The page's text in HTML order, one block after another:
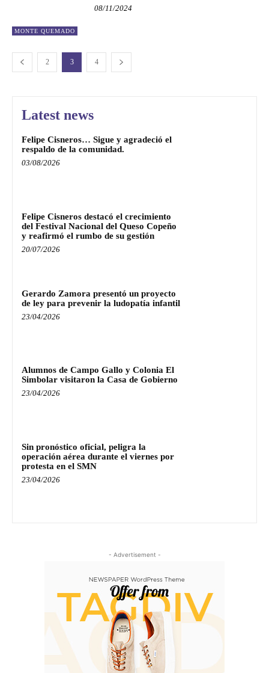
MONTE QUEMADO
08/11/2024
2 3 4
Latest news
Felipe Cisneros… Sigue y agradeció el
respaldo de la comunidad.
03/08/2026
Felipe Cisneros destacó el crecimiento
del Festival Nacional del Queso Copeño
y reafirmó el rumbo de su gestión
20/07/2026
Gerardo Zamora presentó un proyecto
de ley para prevenir la ludopatía infantil
23/04/2026
Alumnos de Campo Gallo y Colonia El
Simbolar visitaron la Casa de Gobierno
23/04/2026
Sin pronóstico oficial, peligra la
operación aérea durante el viernes por
protesta en el SMN
23/04/2026
- Advertisement -